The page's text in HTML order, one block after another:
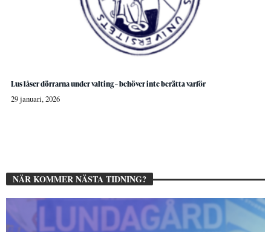
Lus låser dörrarna under valting – behöver inte berätta varför
29 januari, 2026
NÄR KOMMER NÄSTA TIDNING?